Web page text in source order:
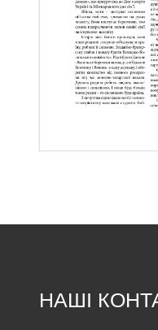
НАШІ